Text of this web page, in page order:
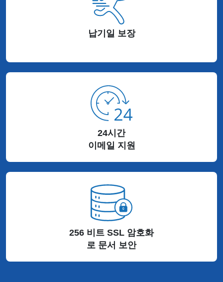
납기일 보장
24시간
이메일 지원
256 비트 SSL 암호화
로 문서 보안